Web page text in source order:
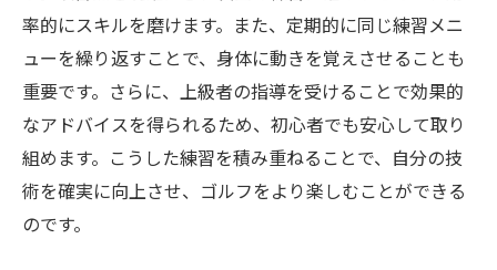
法
厚木市での定期的なレッスン参加の利点
インドアゴルフのシミュレーターを活用し
た練習方法
厚木市のインドアゴルフレッスンでの目標
設定
率的にスキルを磨けます。また、定期的に同じ練習メニ
ューを繰り返すことで、身体に動きを覚えさせることも
重要です。さらに、上級者の指導を受けることで効果的
なアドバイスを得られるため、初心者でも安心して取り
組めます。こうした練習を積み重ねることで、自分の技
術を確実に向上させ、ゴルフをより楽しむことができる
のです。